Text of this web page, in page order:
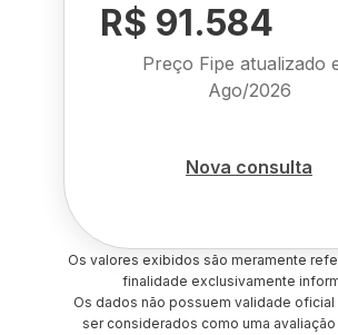
R$ 91.584
Preço Fipe atualizado
Ago/2026
Nova consulta
Os valores exibidos são meramente
finalidade exclusivamente
Os dados não possuem validade oficial
ser considerados como uma